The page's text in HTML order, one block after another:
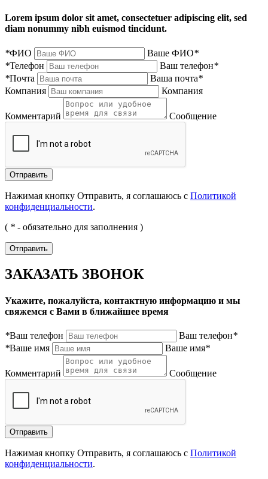
Lorem ipsum dolor sit amet, consectetuer adipiscing elit, sed
diam nonummy nibh euismod tincidunt.
*ФИО Ваше ФИО*
*Телефон Ваш телефон*
*Почта Ваша почта*
Компания
Компания
Комментарий Сообщение
Нажимая кнопку Отправить, я соглашаюсь с Политикой
конфиденциальности.
( * - обязательно для заполнения )
ЗАКАЗАТЬ ЗВОНОК
Укажите, пожалуйста, контактную информацию и мы
свяжемся с Вами в ближайшее время
*Ваш телефон Ваш телефон*
*Ваше имя Ваше имя*
Комментарий Сообщение
Нажимая кнопку Отправить, я соглашаюсь с Политикой
конфиденциальности.